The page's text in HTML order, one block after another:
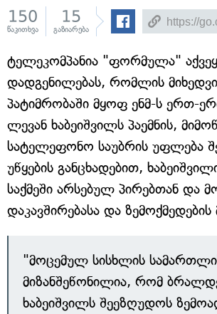
150
წაკითხვა
15
გაზიარება
ტელეკომპანია "ფორმულა"
დადგენილებას, რომლის
პატიმრობაში მყოფ ენმ-ს ერთ-
ლევან ხაბეიშვილს პაემნის,
სატელეფონო საუბრის უფლება
უწყების განცხადებით,
საქმეში არსებულ პირებთან და
დაკავშირებასა და
"მოცემულ სისხლის
მიზანშეწონილია, რომ
ხაბეიშვილს შეეზღუდოს